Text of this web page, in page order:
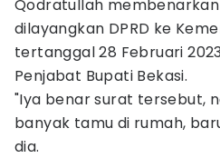
Qodratullah
dilayangkan DPRD ke
tertanggal 28 Februari
Penjabat Bupati Bekasi.
"Iya benar surat tersebut,
banyak tamu di rumah,
dia.